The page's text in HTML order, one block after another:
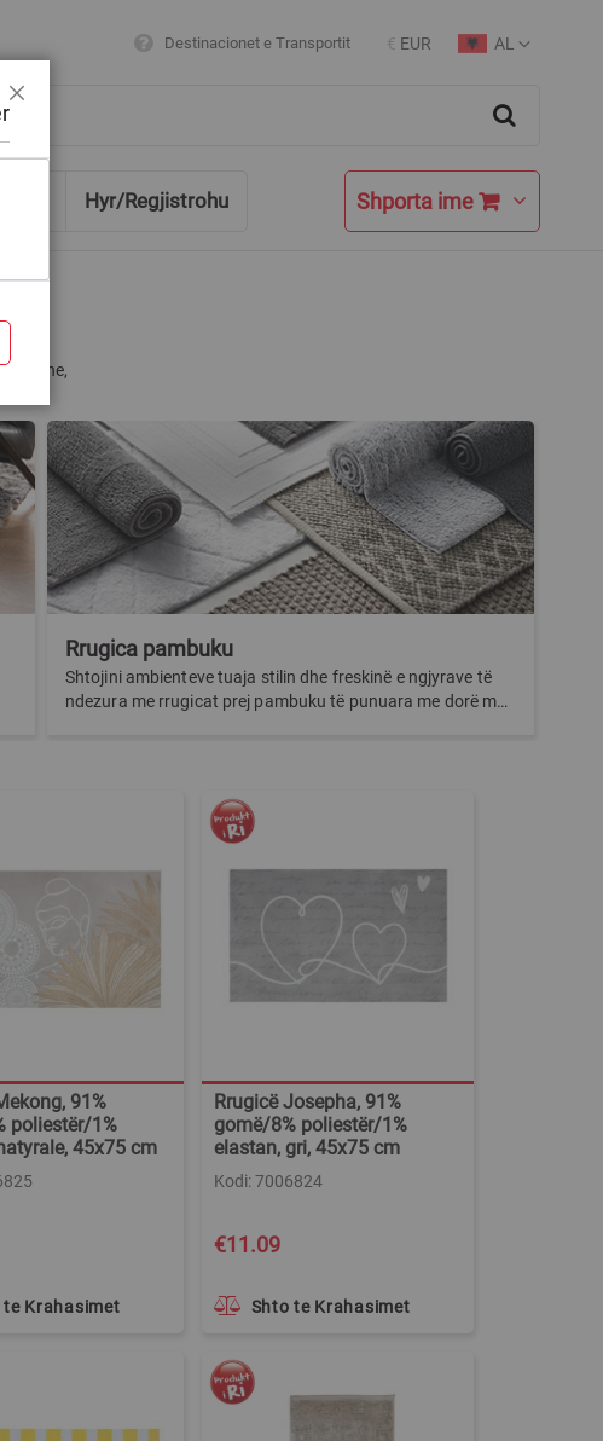
Destinacionet e Transportit
Currency
€ EUR
Language
AL
Hyr/Regjistrohu Shporta ime
në
Rrugica pambuku
Shtojini ambienteve tuaja stilin dhe freskinë e ngjyrave të
ndezura me rrugicat prej pambuku të punuara me dorë me
91%
poliestër/1%
45x75 cm
te Krahasimet
Rrugicë Josepha, 91%
gomë/8% poliestër/1%
elastan, gri, 45x75 cm
€11.09
Kodi: 7006824
Shto te Krahasimet